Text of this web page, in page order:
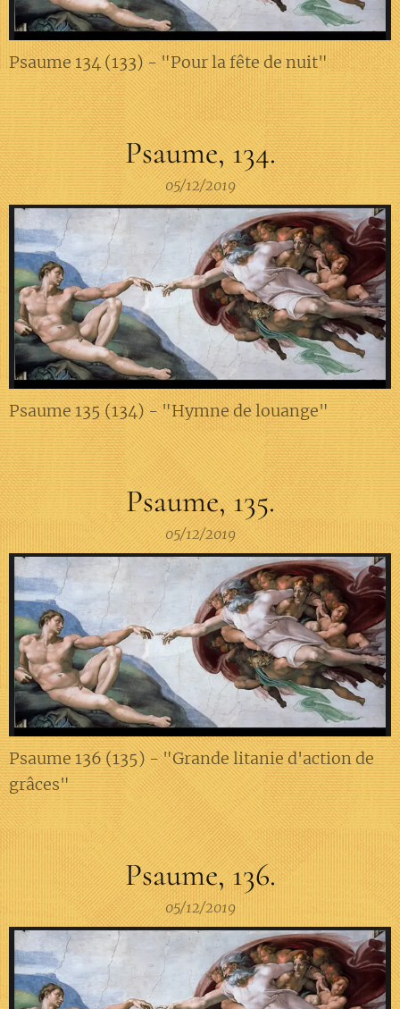
Psaume 134 (133) - "Pour la fête de nuit"
Psaume, 134.
05/12/2019
Psaume 135 (134) - "Hymne de louange"
Psaume, 135.
05/12/2019
Psaume 136 (135) - "Grande litanie d'action de
grâces"
Psaume, 136.
05/12/2019